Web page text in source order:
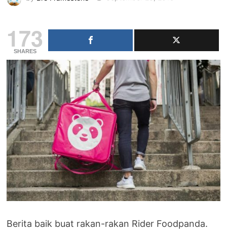
173
SHARES
Berita baik buat rakan-rakan Rider Foodpanda.